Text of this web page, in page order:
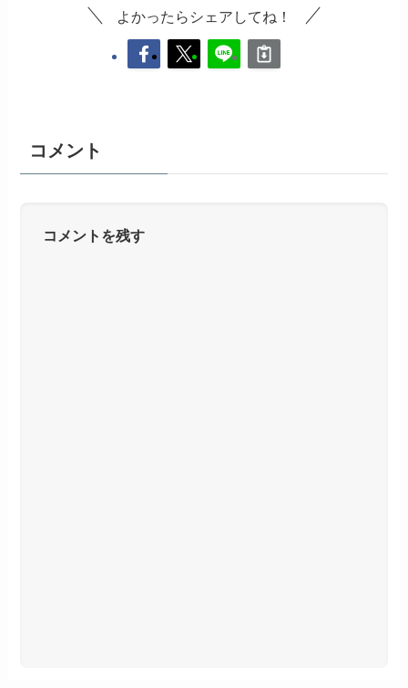
よかったらシェアしてね！
コメント
コメントを残す